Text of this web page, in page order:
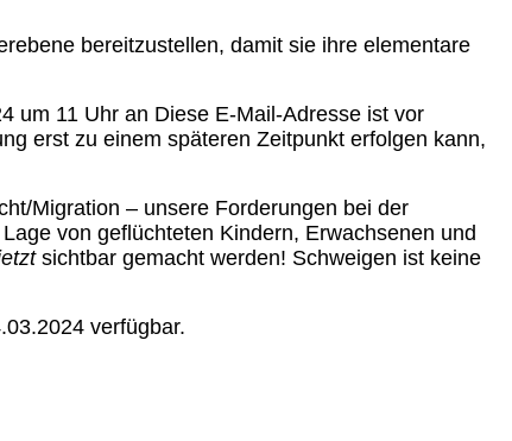
bereitzustellen, damit sie ihre elementare
um 11 Uhr an Diese E-Mail-Adresse ist vor
erst zu einem späteren Zeitpunkt erfolgen kann,
Migration – unsere Forderungen bei der
von geflüchteten Kindern, Erwachsenen und
sichtbar gemacht werden! Schweigen ist keine
verfügbar.